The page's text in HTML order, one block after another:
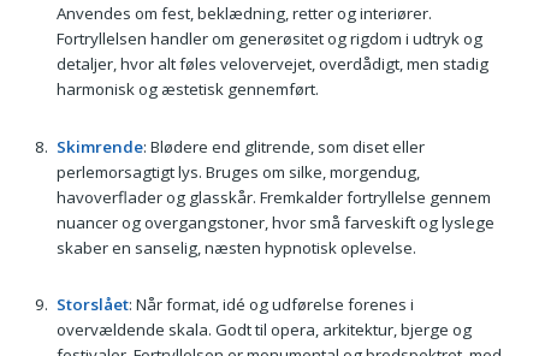
Anvendes om fest, beklædning, retter og interiører.
Fortryllelsen handler om generøsitet og rigdom i udtryk og
detaljer, hvor alt føles velovervejet, overdådigt, men stadig
harmonisk og æstetisk gennemført.
Skimrende: Blødere end glitrende, som diset eller
perlemorsagtigt lys. Bruges om silke, morgendug,
havoverflader og glasskår. Fremkalder fortryllelse gennem
nuancer og overgangstoner, hvor små farveskift og lyslege
skaber en sanselig, næsten hypnotisk oplevelse.
Storslået: Når format, idé og udførelse forenes i
overvældende skala. Godt til opera, arkitektur, bjerge og